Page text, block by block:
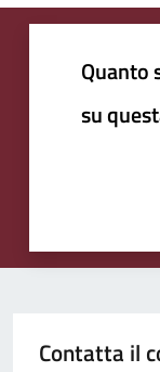
Quanto
su
Contatta il